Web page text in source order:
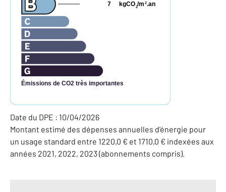
Émissions de CO2 très importantes
kgCO2/m 2.an
7
Date du DPE : 10/04/2026
Montant estimé des dépenses annuelles d'énergie pour
un usage standard entre 1220,0 € et 1710,0 € indexées aux
années 2021, 2022, 2023 (abonnements compris).